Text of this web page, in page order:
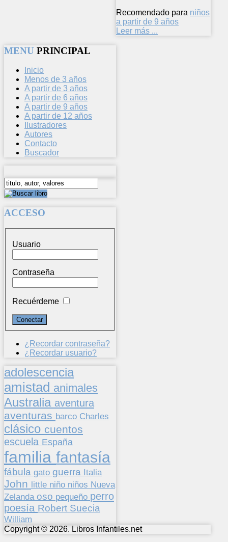
Recomendado para niños
a partir de 9 años
Leer más ...
MENU PRINCIPAL
Inicio
Menos de 3 años
A partir de 3 años
A partir de 6 años
A partir de 9 años
A partir de 12 años
Ilustradores
Autores
Contacto
Buscador
ACCESO
Usuario
Contraseña
Recuérdeme
¿Recordar contraseña?
¿Recordar usuario?
adolescencia
amistad animales
Australia aventura
aventuras barco Charles
clásico cuentos
escuela España
familia fantasía
fábula gato guerra Italia
John little niño niños Nueva
Zelanda oso pequeño perro
poesía Robert Suecia
William
Copyright © 2026. Libros Infantiles.net